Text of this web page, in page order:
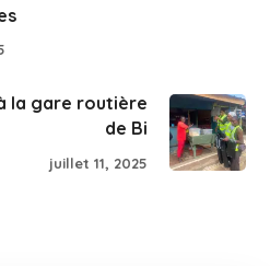
la gare routière
de Bi
juillet 11, 2025